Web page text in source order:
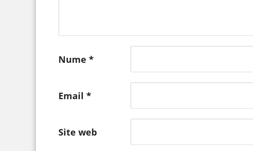
Nume *
Email *
Site web